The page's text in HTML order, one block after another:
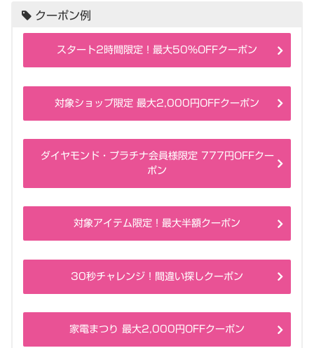
クーポン例
スタート2時間限定！最大50％OFFクーポン
対象ショップ限定 最大2,000円OFFクーポン
ダイヤモンド・プラチナ会員様限定 777円OFFクー
ポン
対象アイテム限定！最大半額クーポン
30秒チャレンジ！間違い探しクーポン
家電まつり 最大2,000円OFFクーポン